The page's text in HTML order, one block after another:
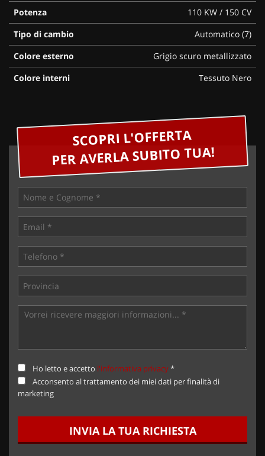
Potenza
110 KW / 150 CV
Tipo di cambio
Automatico (7)
Colore esterno
Grigio scuro metallizzato
Colore interni
Tessuto Nero
SCOPRI L'OFFERTA
PER AVERLA SUBITO TUA!
Ho letto e accetto l'informativa privacy*
Acconsento al trattamento dei miei dati per finalità di
marketing
INVIA LA TUA RICHIESTA